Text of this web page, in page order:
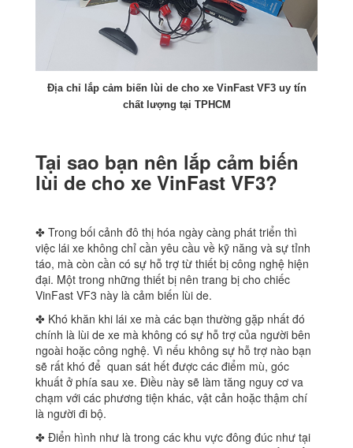
Địa chỉ lắp cảm biến lùi de cho xe VinFast VF3 uy tín
chất lượng tại TPHCM
Tại sao bạn nên lắp cảm biến
lùi de cho xe VinFast VF3?
✤ Trong bối cảnh đô thị hóa ngày càng phát triển thì
việc lái xe không chỉ cần yêu cầu về kỹ năng và sự tỉnh
táo, mà còn cần có sự hỗ trợ từ thiết bị công nghệ hiện
đại. Một trong những thiết bị nên trang bị cho chiếc
VinFast VF3 này là cảm biến lùi de.
✤ Khó khăn khi lái xe mà các bạn thường gặp nhất đó
chính là lùi de xe mà không có sự hỗ trợ của người bên
ngoài hoặc công nghệ. Vì nếu không sự hỗ trợ nào bạn
sẽ rất khó để quan sát hết được các điểm mù, góc
khuất ở phía sau xe. Điều này sẽ làm tăng nguy cơ va
chạm với các phương tiện khác, vật cản hoặc thậm chí
là người đi bộ.
✤ Điển hình như là trong các khu vực đông đúc như tại